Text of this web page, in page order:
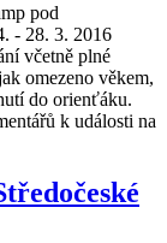
pod
- 28. 3. 2016
včetně plné
omezeno věkem,
do orienťáku.
k události na